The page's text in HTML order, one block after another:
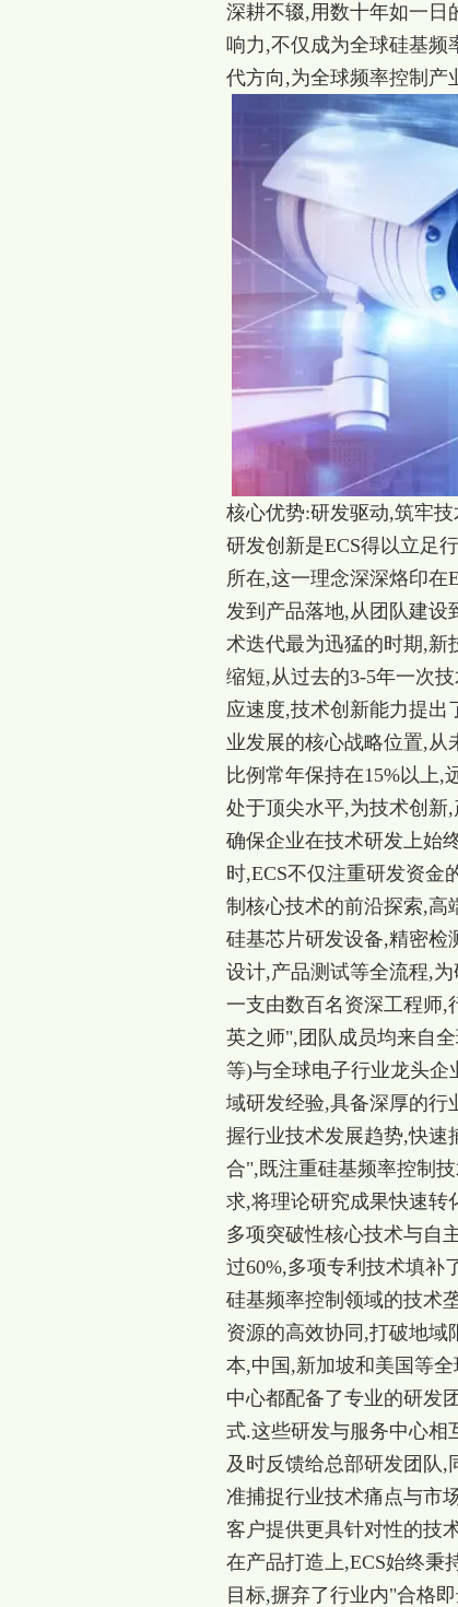
深耕不辍,用数十年如一日
响力,不仅成为全球硅基频
代方向,为全球频率控制产
核心优势:研发驱动,筑牢技
研发创新是ECS得以立足
所在,这一理念深深烙印在
发到产品落地,从团队建设
术迭代最为迅猛的时期,新
缩短,从过去的3-5年一次
应速度,技术创新能力提出
业发展的核心战略位置,从
比例常年保持在15%以上,
处于顶尖水平,为技术创新
确保企业在技术研发上始
时,ECS不仅注重研发资金
制核心技术的前沿探索,高
硅基芯片研发设备,精密检
设计,产品测试等全流程,
一支由数百名资深工程师,
英之师",团队成员均来自
等)与全球电子行业龙头企
域研发经验,具备深厚的行
握行业技术发展趋势,快速
合",既注重硅基频率控制
求,将理论研究成果快速转
多项突破性核心技术与自
过60%,多项专利技术填补
硅基频率控制领域的技术
资源的高效协同,打破地域
本,中国,新加坡和美国等
中心都配备了专业的研发
式.这些研发与服务中心相
及时反馈给总部研发团队,
准捕捉行业技术痛点与市
客户提供更具针对性的技
在产品打造上,ECS始终秉
目标,摒弃了行业内"合格